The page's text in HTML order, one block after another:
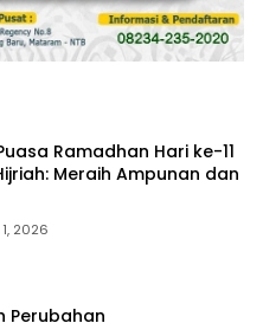
Ramadhan Hari ke-11
Meraih Ampunan dan
2026
Perubahan